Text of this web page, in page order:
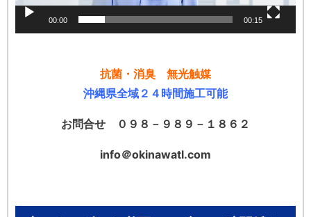
00:00 00:15
抗菌・消臭 無光触媒
沖縄県全域２４時間施工可能
お問合せ ０９８－９８９－１８６２
info＠okinawatl.com